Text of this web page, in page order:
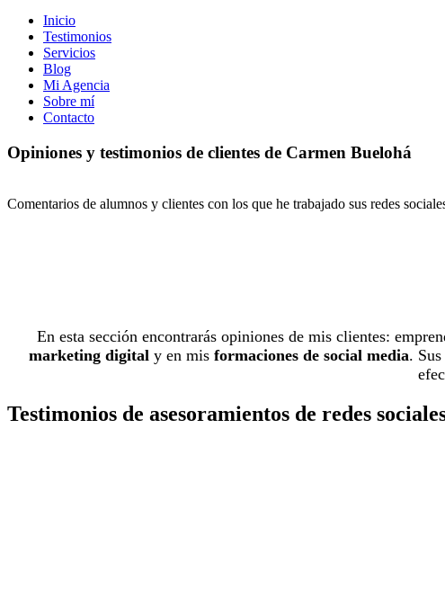
Inicio
Testimonios
Servicios
Blog
Mi Agencia
Sobre mí
Contacto
Opiniones y testimonios de clientes de Carmen Buelohá
Comentarios de alumnos y clientes con los que he trabajado sus redes
En esta sección encontrarás opiniones de mis clientes:
marketing digitaly en mis formaciones de social media.
Testimonios de asesoramientos de redes